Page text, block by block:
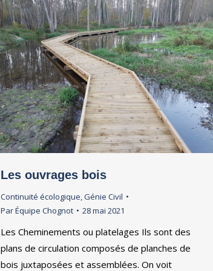
Les ouvrages bois
Continuité écologique,Génie Civil
ParÉquipe Chognot 28 mai 2021
Les Cheminements ou platelages Ils sont des
plans de circulation composés de planches de
bois juxtaposées et assemblées. On voit